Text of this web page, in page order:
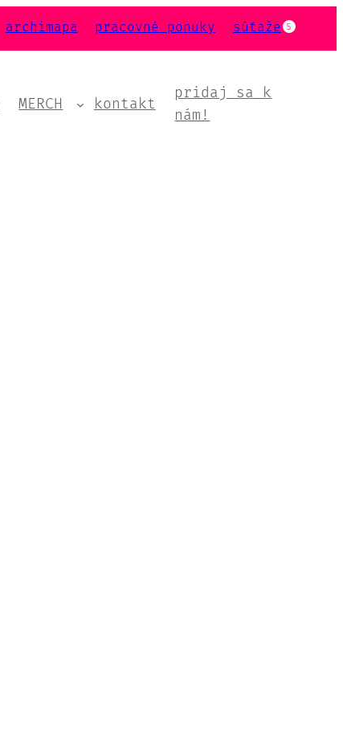
archimapa pracovné ponuky súťaže 5
MERCH kontakt
pridaj sa k
nám!